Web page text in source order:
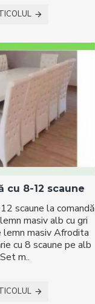
cu 8-12 scaune
scaune la comandă
masiv alb cu gri
lemn masiv Afrodita
cu 8 scaune pe alb
m..